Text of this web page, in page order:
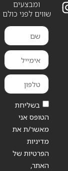
ומבצעים
שווים לפני כולם
בשליחת
הטופס אני
מאשר/ת את
מדיניות
הפרטיות של
האתר,